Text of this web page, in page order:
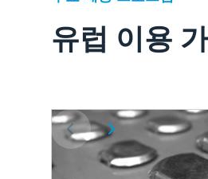
유럽 이용